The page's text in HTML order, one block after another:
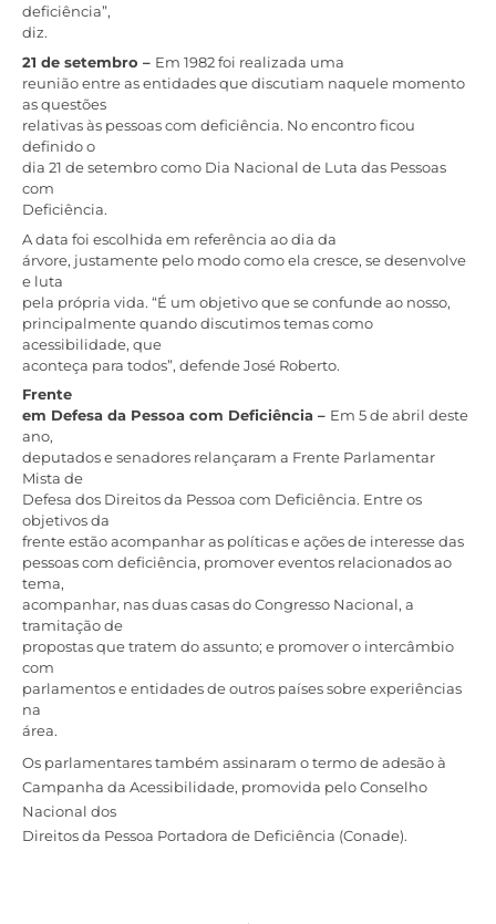
deficiência”,
diz.
21 de setembro – Em 1982 foi realizada uma
reunião entre as entidades que discutiam naquele momento
as questões
relativas às pessoas com deficiência. No encontro ficou
definido o
dia 21 de setembro como Dia Nacional de Luta das Pessoas
com
Deficiência.
A data foi escolhida em referência ao dia da
árvore, justamente pelo modo como ela cresce, se desenvolve
e luta
pela própria vida. “É um objetivo que se confunde ao nosso,
principalmente quando discutimos temas como
acessibilidade, que
aconteça para todos”, defende José Roberto.
Frente
em Defesa da Pessoa com Deficiência – Em 5 de abril deste
ano,
deputados e senadores relançaram a Frente Parlamentar
Mista de
Defesa dos Direitos da Pessoa com Deficiência. Entre os
objetivos da
frente estão acompanhar as políticas e ações de interesse das
pessoas com deficiência, promover eventos relacionados ao
tema,
acompanhar, nas duas casas do Congresso Nacional, a
tramitação de
propostas que tratem do assunto; e promover o intercâmbio
com
parlamentos e entidades de outros países sobre experiências
na
área.
Os parlamentares também assinaram o termo de adesão à
Campanha da Acessibilidade, promovida pelo Conselho
Nacional dos
Direitos da Pessoa Portadora de Deficiência (Conade).